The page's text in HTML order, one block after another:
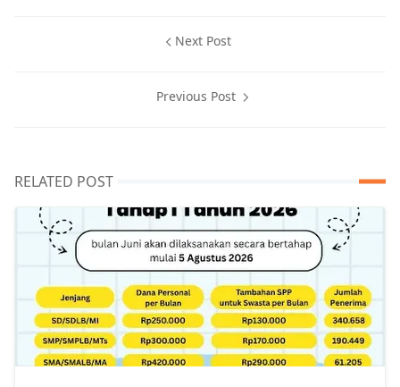
Next Post
Previous Post
RELATED POST